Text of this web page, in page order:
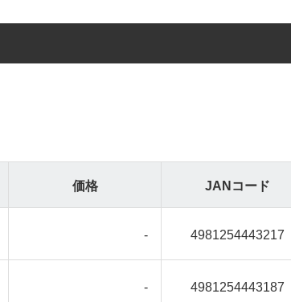
価格 JANコード
- 4981254443217
- 4981254443187